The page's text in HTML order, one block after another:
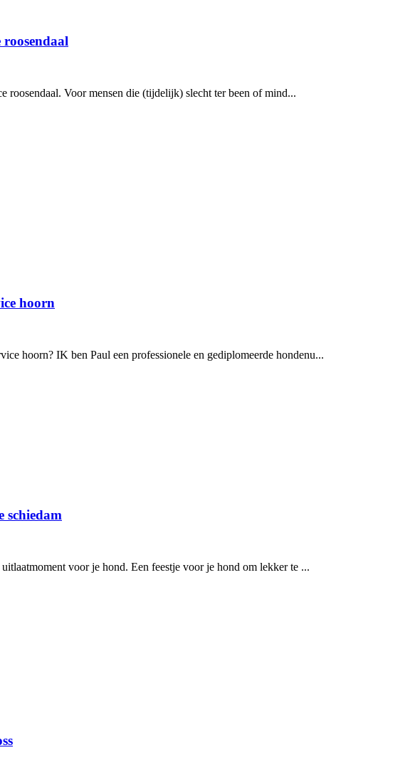
roosendaal
roosendaal. Voor mensen die (tijdelijk) slecht ter been of mind...
hoorn
hoorn? IK ben Paul een professionele en gediplomeerde hondenu...
schiedam
voor je hond. Een feestje voor je hond om lekker te ...